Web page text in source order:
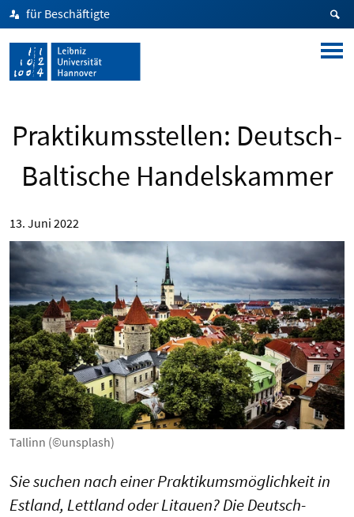
für Beschäftigte
Praktikumsstellen: Deutsch-
Baltische Handelskammer
13. Juni 2022
Tallinn (©unsplash)
Sie suchen nach einer Praktikumsmöglichkeit in
Estland, Lettland oder Litauen? Die Deutsch-